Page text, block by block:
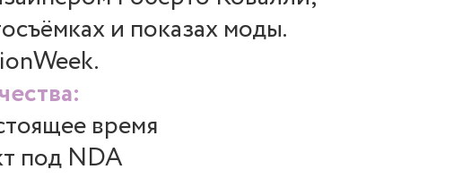
и показах моды.
время
под NDA